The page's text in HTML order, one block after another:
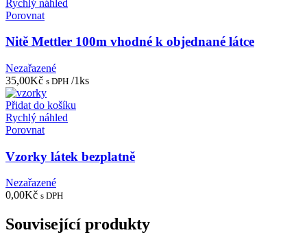
Rychlý náhled
Porovnat
Nitě Mettler 100m vhodné k objednané látce
Nezařazené
35,00Kč s DPH /1ks
Přidat do košíku
Rychlý náhled
Porovnat
Vzorky látek bezplatně
Nezařazené
0,00Kč s DPH
Související produkty